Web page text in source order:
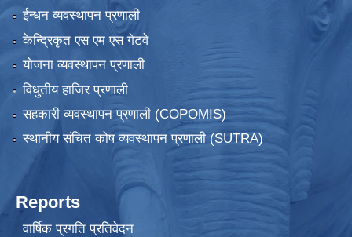
ईन्धन व्यवस्थापन प्रणाली
केन्द्रिकृत एस एम एस गेटवे
योजना व्यवस्थापन प्रणाली
विधुतीय हाजिर प्रणाली
सहकारी व्यवस्थापन प्रणाली (COPOMIS)
स्थानीय संचित कोष व्यवस्थापन प्रणाली (SUTRA)
Reports
वार्षिक प्रगति प्रतिवेदन